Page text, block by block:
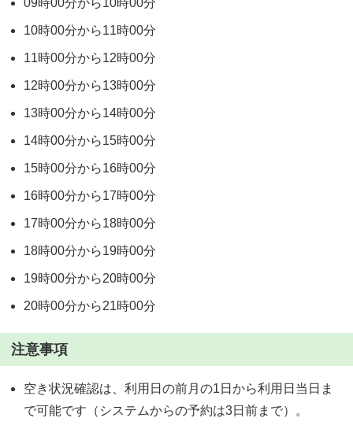
09時00分から10時00分
10時00分から11時00分
11時00分から12時00分
12時00分から13時00分
13時00分から14時00分
14時00分から15時00分
15時00分から16時00分
16時00分から17時00分
17時00分から18時00分
18時00分から19時00分
19時00分から20時00分
20時00分から21時00分
注意事項
空き状況確認は、利用日の前月の1日から利用日当日ま
で可能です（システムからの予約は3日前まで）。